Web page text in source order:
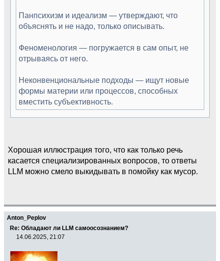
Панпсихизм и идеализм — утверждают, что
объяснять и не надо, только описывать.
Феноменология — погружается в сам опыт, не
отрываясь от него.
Неконвенциональные подходы — ищут новые
формы материи или процессов, способных
вместить субъективность.
Хорошая иллюстрация того, что как только речь
касается специализированных вопросов, то ответы
LLM можно смело выкидывать в помойку как мусор.
Anton_Peplov
Re: Обладают ли LLM самоосознанием?
14.06.2025, 21:07